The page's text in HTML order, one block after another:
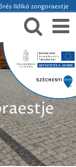
Ildikó zongoraestje